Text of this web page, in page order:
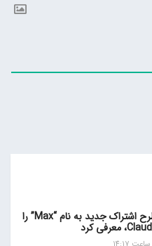
آنتروپیک امروز یک طرح اشتراک جدید به نام “Max” را